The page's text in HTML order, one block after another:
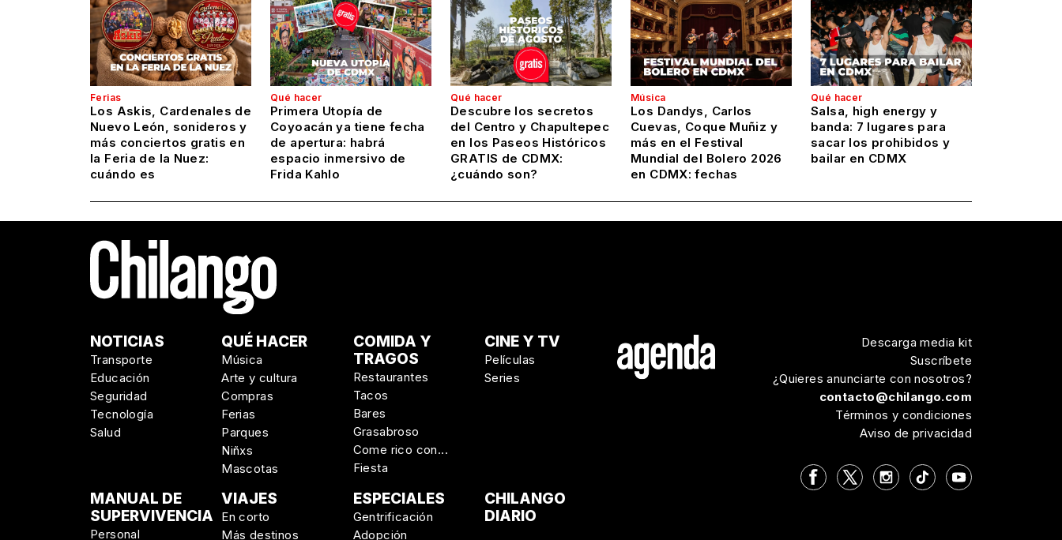
Ferias
Los Askis, Cardenales de
Nuevo León, sonideros y
más conciertos gratis en
la Feria de la Nuez:
cuándo es
Qué hacer
Primera Utopía de
Coyoacán ya tiene fecha
de apertura: habrá
espacio inmersivo de
Frida Kahlo
Qué hacer
Descubre los secretos
del Centro y Chapultepec
en los Paseos Históricos
GRATIS de CDMX:
¿cuándo son?
Música
Los Dandys, Carlos
Cuevas, Coque Muñiz y
más en el Festival
Mundial del Bolero 2026
en CDMX: fechas
Qué hacer
Salsa, high energy y
banda: 7 lugares para
sacar los prohibidos y
bailar en CDMX
NOTICIAS
Transporte
Educación
Seguridad
Tecnología
Salud
QUÉ HACER
Música
Arte y cultura
Compras
Ferias
Parques
Niñxs
Mascotas
COMIDA Y
TRAGOS
Restaurantes
Tacos
Bares
Grasabroso
Come rico con...
Fiesta
CINE Y TV
Películas
Series
MANUAL DE
SUPERVIVENCIA
Personal
VIAJES
En corto
Más destinos
ESPECIALES
Gentrificación
Adopción
CHILANGO
DIARIO
Descarga media kit
Suscríbete
¿Quieres anunciarte con nosotros?
contacto@chilango.com
Términos y condiciones
Aviso de privacidad